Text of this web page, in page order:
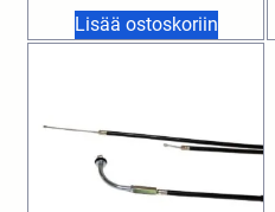
Lisää ostoskoriin